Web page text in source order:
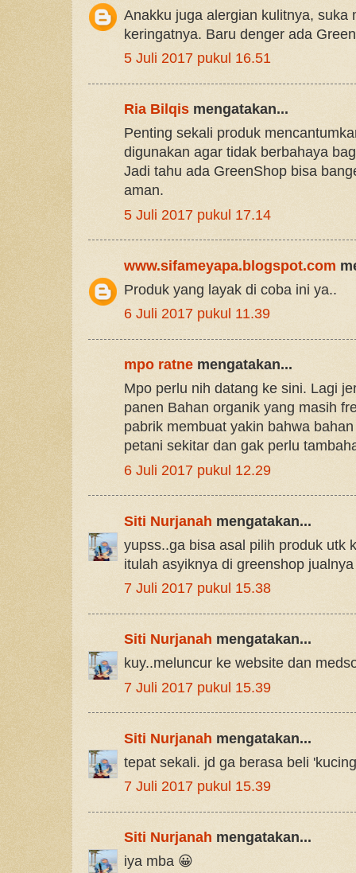
Anakku juga alergian kulitnya, suka
keringatnya. Baru denger ada
5 Juli 2017 pukul 16.51
Ria Bilqis mengatakan...
Penting sekali produk
digunakan agar tidak berbahaya
Jadi tahu ada GreenShop bisa
aman.
5 Juli 2017 pukul 17.14
www.sifameyapa.blogspot.com
Produk yang layak di coba ini ya..
6 Juli 2017 pukul 11.39
mpo ratne mengatakan...
Mpo perlu nih datang ke sini. Lagi
panen Bahan organik yang masih
pabrik membuat yakin bahwa
petani sekitar dan gak perlu
6 Juli 2017 pukul 12.29
Siti Nurjanah mengatakan...
yupss..ga bisa asal pilih produk utk
itulah asyiknya di greenshop
7 Juli 2017 pukul 15.38
Siti Nurjanah mengatakan...
kuy..meluncur ke website dan
7 Juli 2017 pukul 15.39
Siti Nurjanah mengatakan...
tepat sekali. jd ga berasa beli
7 Juli 2017 pukul 15.39
Siti Nurjanah mengatakan...
iya mba 😀